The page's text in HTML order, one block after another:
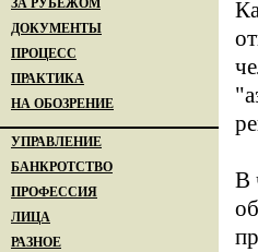
ЗА РУБЕЖОМ
ДОКУМЕНТЫ
ПРОЦЕСС
ПРАКТИКА
НА ОБОЗРЕНИЕ
УПРАВЛЕНИЕ
БАНКРОТСТВО
ПРОФЕССИЯ
ЛИЦА
РАЗНОЕ
В